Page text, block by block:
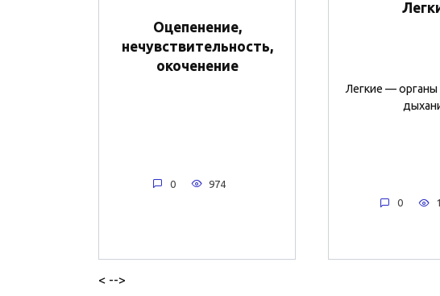
Оцепенение,
нечувствительность,
окоченение
0 974
Легкие —
0
< -->